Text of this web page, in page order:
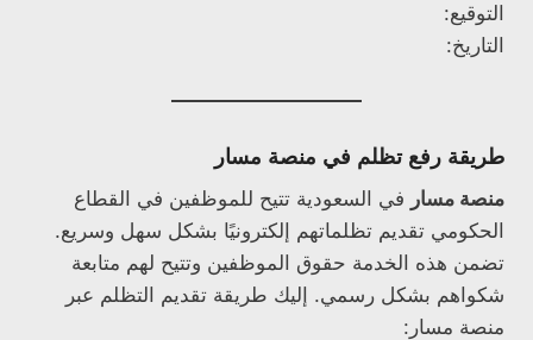
التوقيع:
التاريخ:
طريقة رفع تظلم في منصة مسار
منصة مسار في السعودية تتيح للموظفين في القطاع
الحكومي تقديم تظلماتهم إلكترونيًا بشكل سهل وسريع.
تضمن هذه الخدمة حقوق الموظفين وتتيح لهم متابعة
شكواهم بشكل رسمي. إليك طريقة تقديم التظلم عبر
منصة مسار: